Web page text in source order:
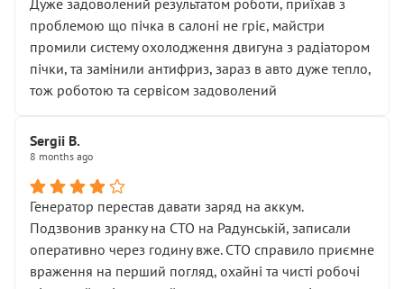
Дуже задоволений результатом роботи, приїхав з
проблемою що пічка в салоні не гріє, майстри
промили систему охолодження двигуна з радіатором
пічки, та замінили антифриз, зараз в авто дуже тепло,
тож роботою та сервісом задоволений
Sergii B.
8 months ago
Генератор перестав давати заряд на аккум.
Подзвонив зранку на СТО на Радунській, записали
оперативно через годину вже. СТО справило приємне
враження на перший погляд, охайні та чисті робочі